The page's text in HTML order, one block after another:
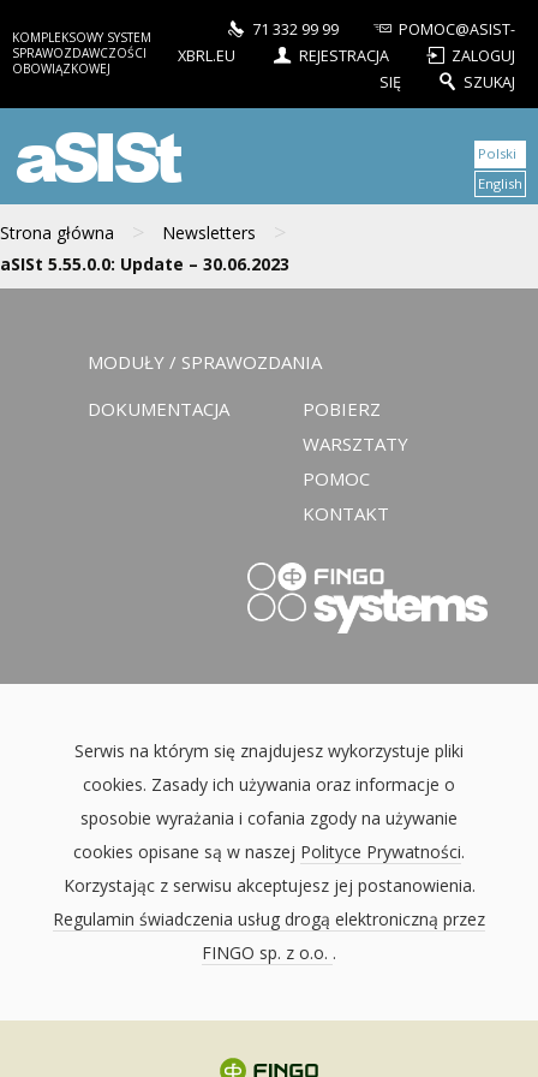
KOMPLEKSOWY SYSTEM
SPRAWOZDAWCZOŚCI
OBOWIĄZKOWEJ
71 332 99 99
POMOC@ASIST-
XBRL.EU
REJESTRACJA
ZALOGUJ
SIĘ
SZUKAJ
aSISt
Strona główna > Newsletters >
aSISt 5.55.0.0: Update – 30.06.2023
Polski
English
MODUŁY / SPRAWOZDANIA
DOKUMENTACJA
POBIERZ
WARSZTATY
POMOC
KONTAKT
Serwis na którym się znajdujesz wykorzystuje pliki
cookies. Zasady ich używania oraz informacje o
sposobie wyrażania i cofania zgody na używanie
cookies opisane są w naszej Polityce Prywatności.
Korzystając z serwisu akceptujesz jej postanowienia.
Regulamin świadczenia usług drogą elektroniczną przez
FINGO sp. z o.o. .